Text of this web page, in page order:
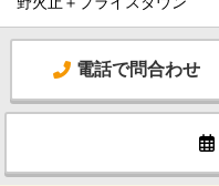
電話で問合わせ